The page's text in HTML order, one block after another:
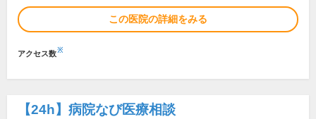
この医院の詳細をみる
アクセス数※
【24h】 病院なび医療相談